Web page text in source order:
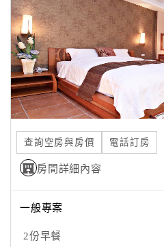
請
款
收
據
合
作
提
案
合
查詢空房與房價 電話訂房
房間詳細內容
一般專案
2份早餐